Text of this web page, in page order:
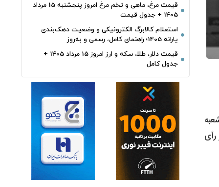
قیمت مرغ، ماهی و تخم مرغ امروز پنجشنبه 15 مرداد
1405 + جدول قیمت
استعلام کالابرگ الکترونیکی و وضعیت دهک‌بندی
یارانه 1405؛ راهنمای کامل، رسمی و به‌روز
قیمت دلار، طلا، سکه و ارز امروز 15 مرداد 1405 +
جدول کامل